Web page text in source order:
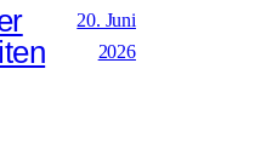
20. Juni
2026